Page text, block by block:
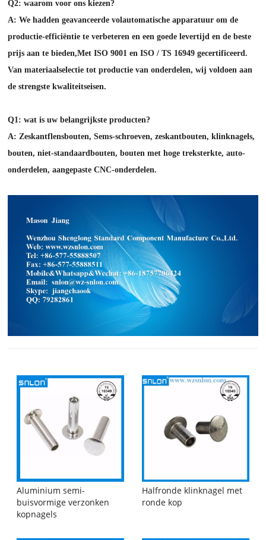
Q2: waarom voor ons kiezen?
A: We hadden geavanceerde volautomatische apparatuur om de
productie-efficiëntie te verbeteren en een goede levertijd en de beste
prijs aan te bieden,Met ISO 9001 en ISO / TS 16949 gecertificeerd.
Van materiaalselectie tot productie van onderdelen, wij voldoen aan
de strengste kwaliteitseisen.
Q1: wat is uw belangrijkste producten?
A: Zeskantflensbouten, Sems-schroeven, zeskantbouten, klinknagels,
bouten, niet-standaardbouten, bouten met hoge treksterkte, auto-
onderdelen, aangepaste CNC-onderdelen.
Aluminium semi-
buisvormige verzonken
kopnagels
Halfronde klinknagel met
ronde kop